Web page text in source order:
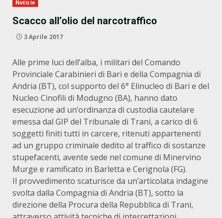
Notizie
Scacco all’olio del narcotraffico
3 Aprile 2017
Alle prime luci dell’alba, i militari del Comando
Provinciale Carabinieri di Bari e della Compagnia di
Andria (BT), col supporto del 6° Elinucleo di Bari e del
Nucleo Cinofili di Modugno (BA), hanno dato
esecuzione ad un’ordinanza di custodia cautelare
emessa dal GIP del Tribunale di Trani, a carico di 6
soggetti finiti tutti in carcere, ritenuti appartenenti
ad un gruppo criminale dedito al traffico di sostanze
stupefacenti, avente sede nel comune di Minervino
Murge e ramificato in Barletta e Cerignola (FG).
Il provvedimento scaturisce da un’articolata indagine
svolta dalla Compagnia di Andria (BT), sotto la
direzione della Procura della Repubblica di Trani,